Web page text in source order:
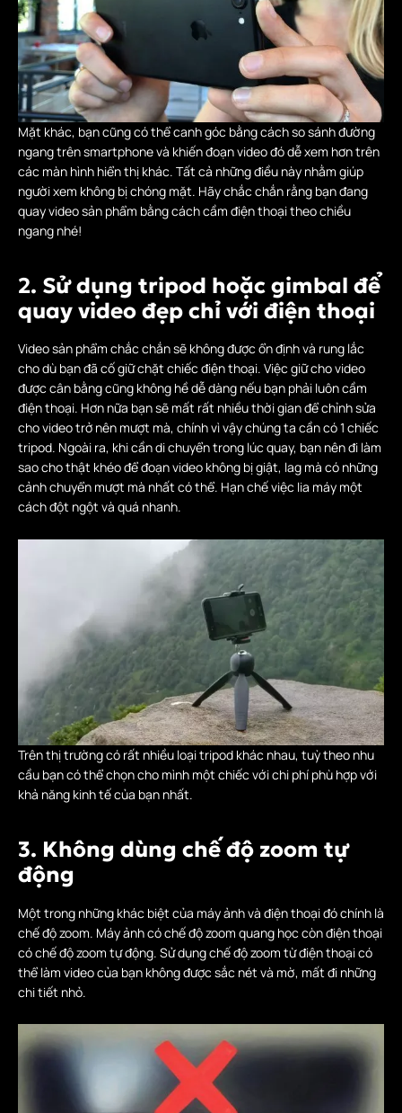
Mặt khác, bạn cũng có thể canh góc bằng cách so sánh đường
ngang trên smartphone và khiến đoạn video đó dễ xem hơn trên
các màn hình hiển thị khác. Tất cả những điều này nhằm giúp
người xem không bị chóng mặt. Hãy chắc chắn rằng bạn đang
quay video sản phẩm bằng cách cầm điện thoại theo chiều
ngang nhé!
2. Sử dụng tripod hoặc gimbal để
quay video đẹp chỉ với điện thoại
Video sản phẩm chắc chắn sẽ không được ổn định và rung lắc
cho dù bạn đã cố giữ chặt chiếc điện thoại. Việc giữ cho video
được cân bằng cũng không hề dễ dàng nếu bạn phải luôn cầm
điện thoại. Hơn nữa bạn sẽ mất rất nhiều thời gian để chỉnh sửa
cho video trở nên mượt mà, chính vì vậy chúng ta cần có 1 chiếc
tripod. Ngoài ra, khi cần di chuyển trong lúc quay, bạn nên đi làm
sao cho thật khéo để đoạn video không bị giật, lag mà có những
cảnh chuyển mượt mà nhất có thể. Hạn chế việc lia máy một
cách đột ngột và quá nhanh.
Trên thị trường có rất nhiều loại tripod khác nhau, tuỳ theo nhu
cầu bạn có thể chọn cho mình một chiếc với chi phí phù hợp với
khả năng kinh tế của bạn nhất.
3. Không dùng chế độ zoom tự
động
Một trong những khác biệt của máy ảnh và điện thoại đó chính là
chế độ zoom. Máy ảnh có chế độ zoom quang học còn điện thoại
có chế độ zoom tự động. Sử dụng chế độ zoom từ điện thoại có
thể làm video của bạn không được sắc nét và mờ, mất đi những
chi tiết nhỏ.